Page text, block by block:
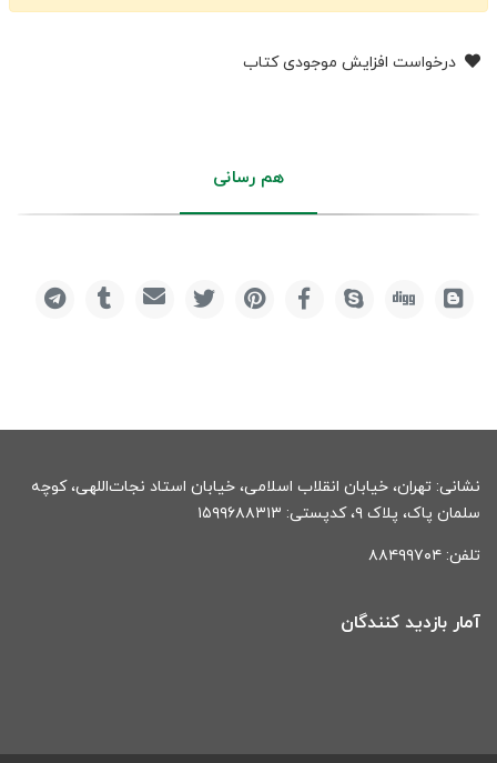
درخواست افزایش موجودی کتاب
هم رسانی
نشانی: تهران، خیابان انقلاب اسلامی، خیابان استاد نجات‌اللهی، کوچه
سلمان پاک، پلاک ۹، کدپستی: ۱۵۹۹۶۸۸۳۱۳
تلفن: ۸۸۴۹۹۷۰۴
آمار بازدید کنندگان